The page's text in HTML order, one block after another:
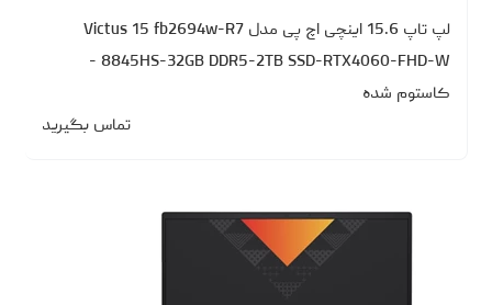
لپ تاپ 15.6 اینچی اچ‌ پی مدل Victus 15 fb2694w-R7
8845HS-32GB DDR5-2TB SSD-RTX4060-FHD-W -
کاستوم شده
تماس بگیرید